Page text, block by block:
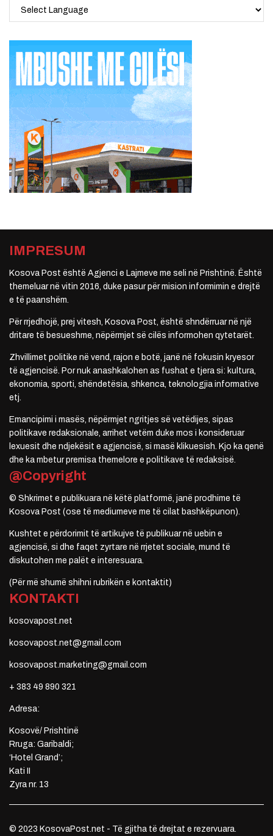
IMPRESUM
Kosova Post është Agjenci e Lajmeve me seli në Prishtinë. Është
themeluar në vitin 2016, duke pasur për mision informimin e drejtë
e të paanshëm.
Për rrjedhojë, prej vitesh, Kosova Post, është shndërruar në një
dritare të besueshme, nëpërmjet së cilës informohen qytetarët.
Zhvillimet politike në vend, rajon e botë, janë në fokusin kryesor
të agjencisë. Por nuk anashkalohen as fushat e tjera si: kultura,
ekonomia, sporti, shëndetësia, shkenca, teknologjia informative
etj.
Emancipimi i masës, nëpërmjet ngritjes së vetëdijes, sipas
politikave redaksionale, arrihet vetëm duke mos i konsideruar
lexuesit dhe ndjekësit e agjencisë, si masë klikuesish. Kjo ka qenë
dhe ka mbetur premisa themelore e politikave të redaksisë.
@Copyright
© Shkrimet e publikuara në këtë platformë, janë prodhime të
Kosova Post (ose të mediumeve me të cilat bashkëpunon).
Kushtet e përdorimit të artikujve të publikuar në uebin e
agjencisë, si dhe faqet zyrtare në rrjetet sociale, mund të
diskutohen me palët e interesuara.
(Për më shumë shihni rubrikën e kontaktit)
KONTAKTI
kosovapost.net
kosovapost.net@gmail.com
kosovapost.marketing@gmail.com
+ 383 49 890 321
Adresa:
Kosovë/ Prishtinë
Rruga: Garibaldi;
‘Hotel Grand’;
Kati II
Zyra nr. 13
© 2023 KosovaPost.net - Të gjitha të drejtat e rezervuara.